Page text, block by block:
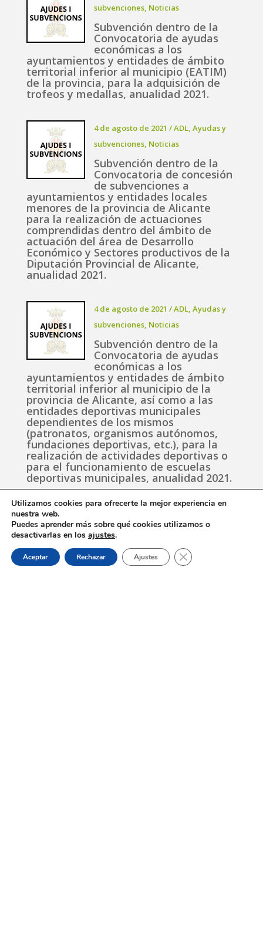
subvenciones, Noticias
Subvención dentro de la
Convocatoria de ayudas
económicas a los
ayuntamientos y entidades de ámbito
territorial inferior al municipio (EATIM)
de la provincia, para la adquisición de
trofeos y medallas, anualidad 2021.
4 de agosto de 2021 /ADL, Ayudas y
subvenciones, Noticias
Subvención dentro de la
Convocatoria de concesión
de subvenciones a
ayuntamientos y entidades locales
menores de la provincia de Alicante
para la realización de actuaciones
comprendidas dentro del ámbito de
actuación del área de Desarrollo
Económico y Sectores productivos de la
Diputación Provincial de Alicante,
anualidad 2021.
4 de agosto de 2021 /ADL, Ayudas y
subvenciones, Noticias
Subvención dentro de la
Convocatoria de ayudas
económicas a los
ayuntamientos y entidades de ámbito
territorial inferior al municipio de la
provincia de Alicante, así como a las
entidades deportivas municipales
dependientes de los mismos
(patronatos, organismos autónomos,
fundaciones deportivas, etc.), para la
realización de actividades deportivas o
para el funcionamiento de escuelas
deportivas municipales, anualidad 2021.
« ‹ 31 32
»
Utilizamos cookies para ofrecerte la mejor experiencia en
nuestra web.
Puedes aprender más sobre qué cookies utilizamos o
desactivarlas en los ajustes.
Aceptar Rechazar Ajustes Cerrar el banner de